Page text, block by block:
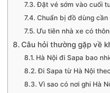
Đặt vé sớm vào cuối
Chuẩn bị đồ dùng
Ưu tiên nhà xe có
Câu hỏi thường gặp về
Hà Nội đi Sapa bao
Đi Sapa từ Hà Nội
Vì sao có nơi ghi Hà